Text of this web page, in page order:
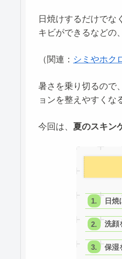
日焼けするだけでな
キビができるなどの
（関連： シミやホク
暑さを乗り切るので
ョンを整えやすくな
今回は、 夏のスキン
日焼
洗顔
保湿